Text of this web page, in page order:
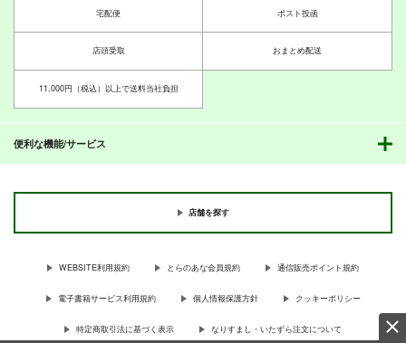
宅配便 ポスト投函
店頭受取 おまとめ配送
11,000円（税込）以上で送料当社負担
便利な機能/サービス
店舗を探す
WEBSITE利用規約 とらのあな会員規約 通信販売ポイント規約
電子書籍サービス利用規約 個人情報保護方針 クッキーポリシー
特定商取引法に基づく表示 なりすまし・いたずら注文について